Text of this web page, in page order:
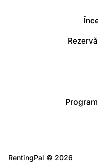
RentingPal © 2026